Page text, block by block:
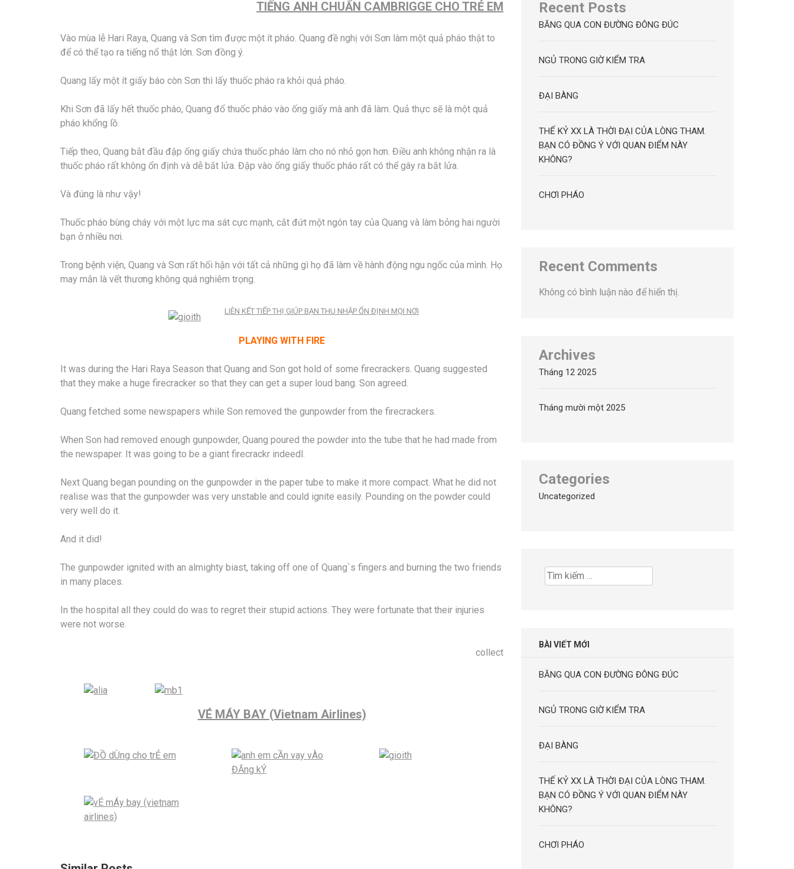
TIẾNG ANH CHUẨN CAMBRIGGE CHO TRẺ EM
Vào mùa lễ Hari Raya, Quang và Sơn tìm được một ít pháo. Quang đề nghị với Sơn làm một quả pháo thật to
để có thể tạo ra tiếng nổ thật lớn. Sơn đồng ý.
Quang lấy một ít giấy báo còn Sơn thì lấy thuốc pháo ra khỏi quả pháo.
Khi Sơn đã lấy hết thuốc pháo, Quang đổ thuốc pháo vào ống giấy mà anh đã làm. Quả thực sẽ là một quả
pháo khổng lồ.
Tiếp theo, Quang bắt đầu đập ống giấy chứa thuốc pháo làm cho nó nhỏ gọn hơn. Điều anh không nhận ra là
thuốc pháo rất không ổn định và dễ bắt lửa. Đập vào ống giấy thuốc pháo rất có thể gây ra bắt lửa.
Và đúng là như vậy!
Thuốc pháo bùng cháy với một lực ma sát cực mạnh, cắt đứt một ngón tay của Quang và làm bỏng hai người
bạn ở nhiều nơi.
Trong bệnh viện, Quang và Sơn rất hối hận với tất cả những gì họ đã làm về hành động ngu ngốc của mình. Họ
may mắn là vết thương không quá nghiêm trọng.
LIÊN KẾT TIẾP THỊ GIÚP BẠN THU NHẬP ỔN ĐỊNH MỌI NƠI
PLAYING WITH FIRE
It was during the Hari Raya Season that Quang and Son got hold of some firecrackers. Quang suggested
that they make a huge firecracker so that they can get a super loud bang. Son agreed.
Quang fetched some newspapers while Son removed the gunpowder from the firecrackers.
When Son had removed enough gunpowder, Quang poured the powder into the tube that he had made from
the newspaper. It was going to be a giant firecrackr indeedl.
Next Quang began pounding on the gunpowder in the paper tube to make it more compact. What he did not
realise was that the gunpowder was very unstable and could ignite easily. Pounding on the powder could
very well do it.
And it did!
The gunpowder ignited with an almighty biast, taking off one of Quang`s fingers and burning the two friends
in many places.
In the hospital all they could do was to regret their stupid actions. They were fortunate that their injuries
were not worse.
collect
VÉ MÁY BAY (Vietnam Airlines)
Recent Posts
BĂNG QUA CON ĐƯỜNG ĐÔNG ĐÚC
NGỦ TRONG GIỜ KIỂM TRA
ĐẠI BÀNG
THẾ KỶ XX LÀ THỜI ĐẠI CỦA LÒNG THAM.
BẠN CÓ ĐỒNG Ý VỚI QUAN ĐIỂM NÀY
KHÔNG?
CHƠI PHÁO
Recent Comments
Không có bình luận nào để hiển thị.
Archives
Tháng 12 2025
Tháng mười một 2025
Categories
Uncategorized
Tìm
kiếm
BÀI VIẾT MỚI
BĂNG QUA CON ĐƯỜNG ĐÔNG ĐÚC
NGỦ TRONG GIỜ KIỂM TRA
ĐẠI BÀNG
THẾ KỶ XX LÀ THỜI ĐẠI CỦA LÒNG THAM.
BẠN CÓ ĐỒNG Ý VỚI QUAN ĐIỂM NÀY
KHÔNG?
CHƠI PHÁO